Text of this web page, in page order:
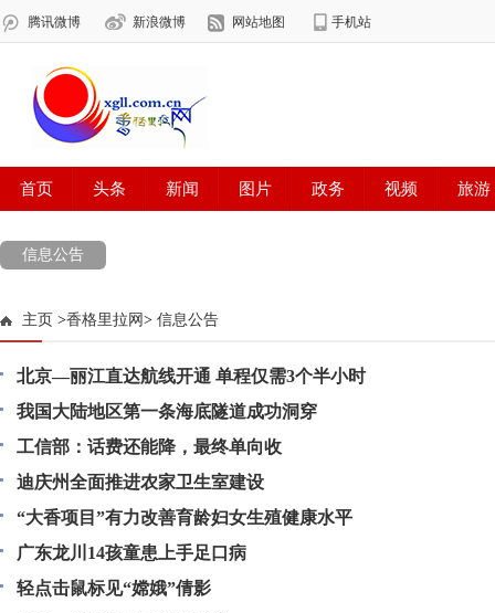
信息公告
主页 >香格里拉网 > 信息公告
北京—丽江直达航线开通 单程仅需3个半小时
我国大陆地区第一条海底隧道成功洞穿
工信部：话费还能降，最终单向收
迪庆州全面推进农家卫生室建设
“大香项目”有力改善育龄妇女生殖健康水平
广东龙川14孩童患上手足口病
轻点击鼠标见“嫦娥”倩影